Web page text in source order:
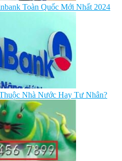
Toàn Quốc Mới Nhất 2024
Nhà Nước Hay Tư Nhân?